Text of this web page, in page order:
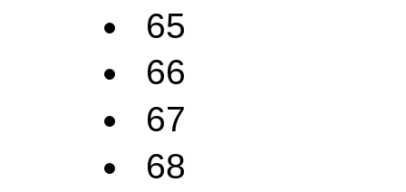
65
66
67
68